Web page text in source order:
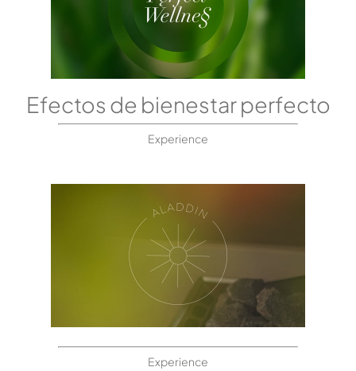
Efectos de bienestar perfecto
Experience
Experience